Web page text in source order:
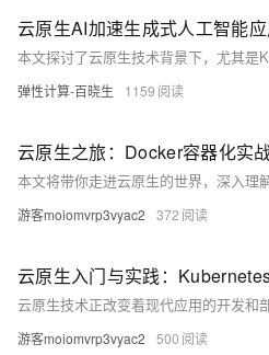
弹性计算-百晓生 1159
云原生之旅：Docker容器化实
游客moiomvrp3vyac2 372
云原生入门与实践：
游客moiomvrp3vyac2 500